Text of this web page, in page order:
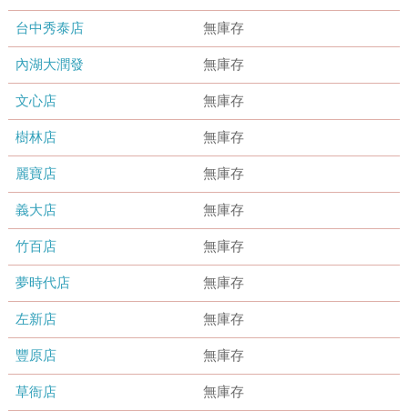
台中秀泰店 無庫存
內湖大潤發 無庫存
文心店 無庫存
樹林店 無庫存
麗寶店 無庫存
義大店 無庫存
竹百店 無庫存
夢時代店 無庫存
左新店 無庫存
豐原店 無庫存
草衙店 無庫存